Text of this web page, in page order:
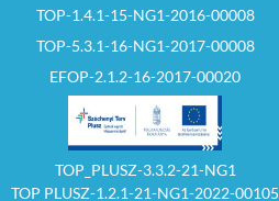
sértő cselekménye
eredménytelenné
nyilvánítása mellett
döntött, vagy
amennyiben a kiíró az
eljárást indokolás
nélkül
nyilvánította.
TOP-1.4.1-15-NG1-2016-00008
TOP-5.3.1-16-NG1-2017-00008
EFOP-2.1.2-16-2017-00020
TOP_PLUSZ-3.3.2-21-NG1
TOP PLUSZ-1.2.1-21-NG1-2022-00105